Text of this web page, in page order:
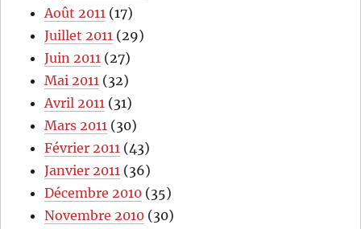
Août 2011 (17)
Juillet 2011 (29)
Juin 2011 (27)
Mai 2011 (32)
Avril 2011 (31)
Mars 2011 (30)
Février 2011 (43)
Janvier 2011 (36)
Décembre 2010 (35)
Novembre 2010 (30)